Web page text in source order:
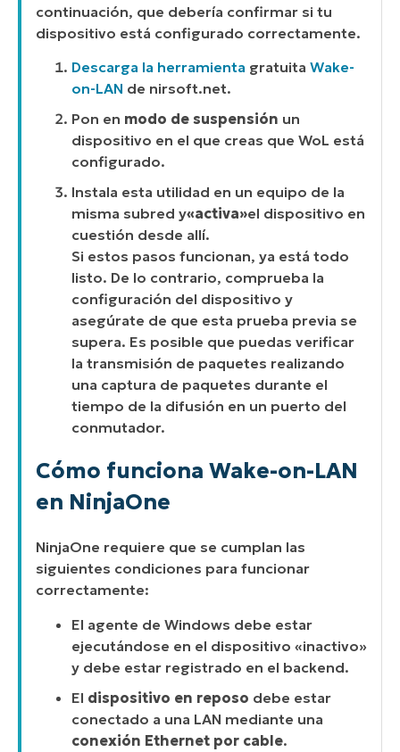
continuación, que debería confirmar si tu
dispositivo está configurado correctamente.
Descarga la herramienta gratuita Wake-
on-LAN de nirsoft.net.
Pon en modo de suspensión un
dispositivo en el que creas que WoL está
configurado.
Instala esta utilidad en un equipo de la
misma subred y«activa»el dispositivo en
cuestión desde allí.
Si estos pasos funcionan, ya está todo
listo. De lo contrario, comprueba la
configuración del dispositivo y
asegúrate de que esta prueba previa se
supera. Es posible que puedas verificar
la transmisión de paquetes realizando
una captura de paquetes durante el
tiempo de la difusión en un puerto del
conmutador.
Cómo funciona Wake-on-LAN
en NinjaOne
NinjaOne requiere que se cumplan las
siguientes condiciones para funcionar
correctamente:
El agente de Windows debe estar
ejecutándose en el dispositivo «inactivo»
y debe estar registrado en el backend.
El dispositivo en reposo debe estar
conectado a una LAN mediante una
conexión Ethernet por cable.